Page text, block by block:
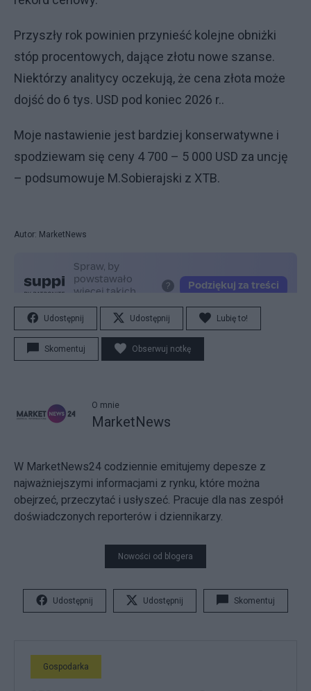
Przyszły rok powinien przynieść kolejne obniżki
stóp procentowych, dające złotu nowe szanse.
Niektórzy analitycy oczekują, że cena złota może
dojść do 6 tys. USD pod koniec 2026 r..
Moje nastawienie jest bardziej konserwatywne i
spodziewam się ceny 4 700 – 5 000 USD za uncję
– podsumowuje M.Sobierajski z XTB.
Autor: MarketNews
Udostępnij Udostępnij Lubię to!
Skomentuj Obserwuj notkę
O mnie
MarketNews
W MarketNews24 codziennie emitujemy depesze z
najważniejszymi informacjami z rynku, które można
obejrzeć, przeczytać i usłyszeć. Pracuje dla nas zespół
doświadczonych reporterów i dziennikarzy.
Nowości od blogera
Udostępnij Udostępnij Skomentuj
Gospodarka